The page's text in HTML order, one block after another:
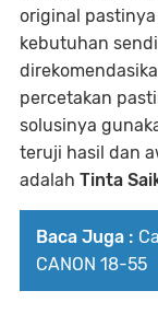
original
kebutuhan
percetakan
solusinya
teruji hasil dan
adalah Tinta
Baca Juga :
CANON 18-55